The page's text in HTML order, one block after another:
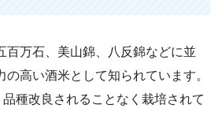
百万石、美山錦、八反錦などに並
高い酒米として知られています。
種改良されることなく栽培されて